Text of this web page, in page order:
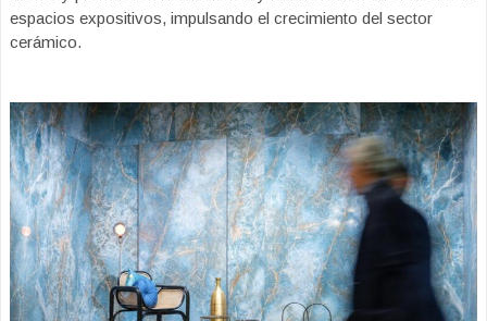
espacios expositivos, impulsando el crecimiento del sector
cerámico.